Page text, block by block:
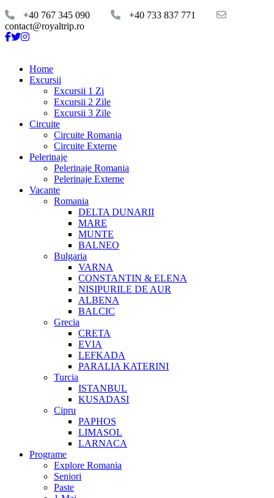
+40 767 345 090
+40 733 837 771
contact@royaltrip.ro
Home
Excursii
Excursii 1 Zi
Excursii 2 Zile
Excursii 3 Zile
Circuite
Circuite Romania
Circuite Externe
Pelerinaje
Pelerinaje Romania
Pelerinaje Externe
Vacante
Romania
DELTA DUNARII
MARE
MUNTE
BALNEO
Bulgaria
VARNA
CONSTANTIN & ELENA
NISIPURILE DE AUR
ALBENA
BALCIC
Grecia
CRETA
EVIA
LEFKADA
PARALIA KATERINI
Turcia
ISTANBUL
KUSADASI
Cipru
PAPHOS
LIMASOL
LARNACA
Programe
Explore Romania
Seniori
Paste